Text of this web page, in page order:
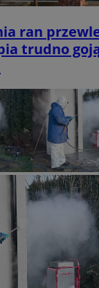
ran
trudno